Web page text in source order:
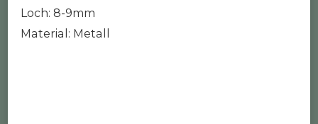
Loch: 8-9mm
Material: Metall